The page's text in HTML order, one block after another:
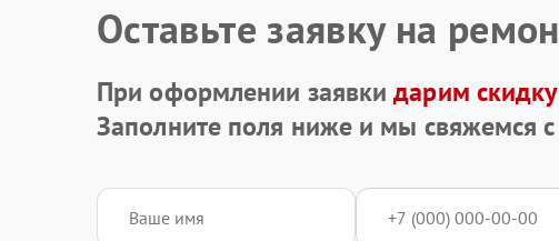
Оставьте заявку на
При оформлении заявкидарим
Заполните поля ниже и мы свяжемся